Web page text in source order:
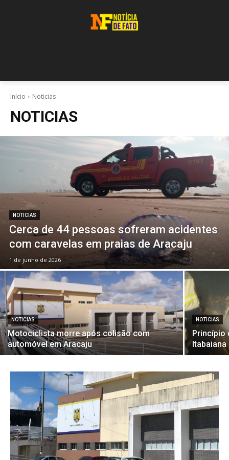
Início Noticias
NOTICIAS
NOTICIAS
Cerca de 44 pessoas sofreram acidentes
com caravelas em praias de Aracaju
1 de junho de 2026
NOTICIAS
Motociclista morre após colisão com
automóvel em Aracaju
NOTICIAS
Princípio
Itabaiana